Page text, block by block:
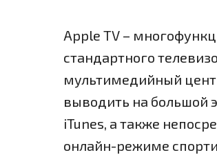
Apple TV –
стандартного
мультимедийный
выводить на большой
iTunes, а также
онлайн-режиме